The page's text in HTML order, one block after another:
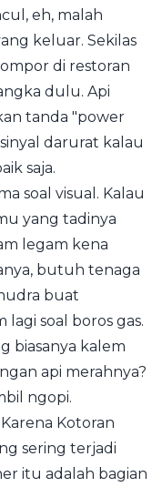
eh, malah
keluar. Sekilas
di restoran
dulu. Api
tanda "power
darurat kalau
saja.
soal visual. Kalau
yang tadinya
legam kena
butuh tenaga
buat
soal boros gas.
biasanya kalem
api merahnya?
ngopi.
Kotoran
sering terjadi
itu adalah bagian